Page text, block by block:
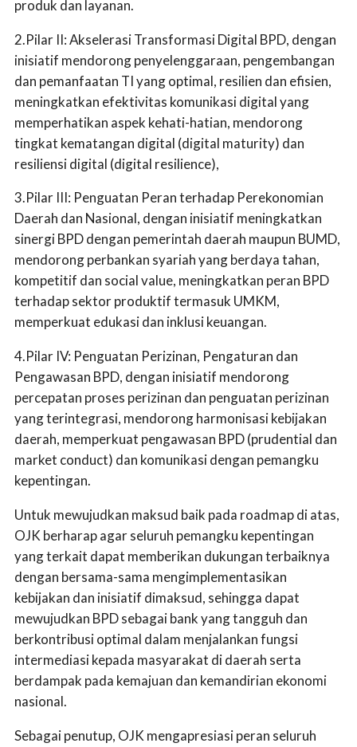
produk dan layanan.
2.Pilar II: Akselerasi Transformasi Digital BPD, dengan
inisiatif mendorong penyelenggaraan, pengembangan
dan pemanfaatan TI yang optimal, resilien dan efisien,
meningkatkan efektivitas komunikasi digital yang
memperhatikan aspek kehati-hatian, mendorong
tingkat kematangan digital (digital maturity) dan
resiliensi digital (digital resilience),
3.Pilar III: Penguatan Peran terhadap Perekonomian
Daerah dan Nasional, dengan inisiatif meningkatkan
sinergi BPD dengan pemerintah daerah maupun BUMD,
mendorong perbankan syariah yang berdaya tahan,
kompetitif dan social value, meningkatkan peran BPD
terhadap sektor produktif termasuk UMKM,
memperkuat edukasi dan inklusi keuangan.
4.Pilar IV: Penguatan Perizinan, Pengaturan dan
Pengawasan BPD, dengan inisiatif mendorong
percepatan proses perizinan dan penguatan perizinan
yang terintegrasi, mendorong harmonisasi kebijakan
daerah, memperkuat pengawasan BPD (prudential dan
market conduct) dan komunikasi dengan pemangku
kepentingan.
Untuk mewujudkan maksud baik pada roadmap di atas,
OJK berharap agar seluruh pemangku kepentingan
yang terkait dapat memberikan dukungan terbaiknya
dengan bersama-sama mengimplementasikan
kebijakan dan inisiatif dimaksud, sehingga dapat
mewujudkan BPD sebagai bank yang tangguh dan
berkontribusi optimal dalam menjalankan fungsi
intermediasi kepada masyarakat di daerah serta
berdampak pada kemajuan dan kemandirian ekonomi
nasional.
Sebagai penutup, OJK mengapresiasi peran seluruh